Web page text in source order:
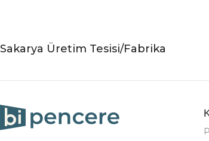
Sakarya Üretim Tesisi/Fabrika